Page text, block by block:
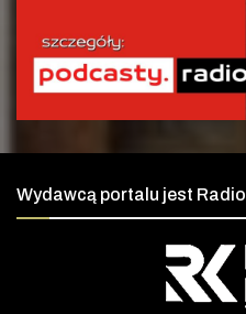
Wydawcą portalu jest